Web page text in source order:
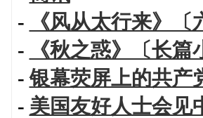
-
《风从太行来》〔
-
《秋之惑》〔长篇
-银幕荧屏上的共产
- 美国友好人士会见